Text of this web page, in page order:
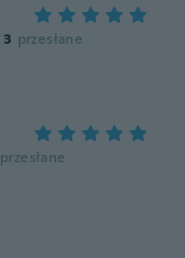
3 przesłane
przesłane